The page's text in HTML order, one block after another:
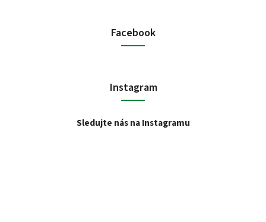
Facebook
Instagram
Sledujte nás na Instagramu